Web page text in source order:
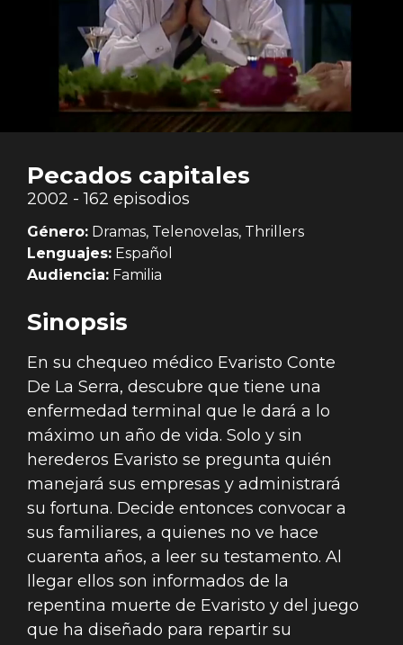
Pecados capitales
2002 - 162 episodios
Género: Dramas, Telenovelas, Thrillers
Lenguajes: Español
Audiencia: Familia
Sinopsis
En su chequeo médico Evaristo Conte
De La Serra, descubre que tiene una
enfermedad terminal que le dará a lo
máximo un año de vida. Solo y sin
herederos Evaristo se pregunta quién
manejará sus empresas y administrará
su fortuna. Decide entonces convocar a
sus familiares, a quienes no ve hace
cuarenta años, a leer su testamento. Al
llegar ellos son informados de la
repentina muerte de Evaristo y del juego
que ha diseñado para repartir su